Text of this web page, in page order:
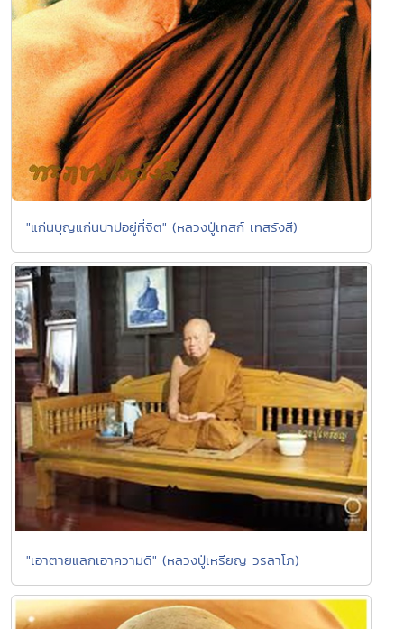
"แก่นบุญแก่นบาปอยู่ที่จิต" (หลวงปู่เทสก์ เทสรังสี)
"เอาตายแลกเอาความดี" (หลวงปู่เหรียญ วรลาโภ)